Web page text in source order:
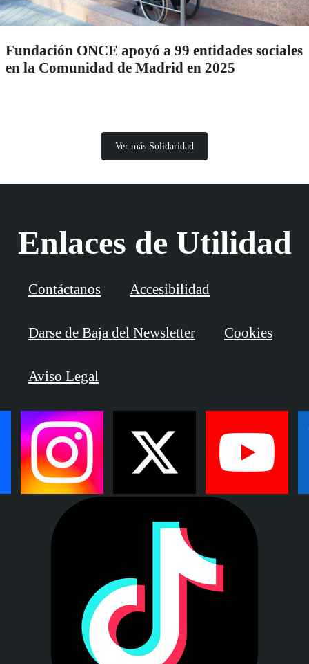
Fundación ONCE apoyó a 99 entidades sociales
en la Comunidad de Madrid en 2025
Ver más Solidaridad
Enlaces de Utilidad
Contáctanos Accesibilidad
Darse de Baja del Newsletter Cookies
Aviso Legal